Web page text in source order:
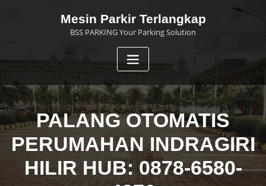
Mesin Parkir Terlangkap
BSS PARKING Your Parking Solution
PALANG OTOMATIS
PERUMAHAN INDRAGIRI
HILIR HUB: 0878-6580-